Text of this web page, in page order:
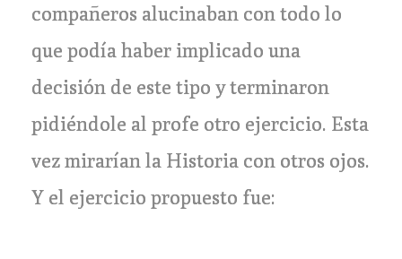
compañeros alucinaban con todo lo
que podía haber implicado una
decisión de este tipo y terminaron
pidiéndole al profe otro ejercicio. Esta
vez mirarían la Historia con otros ojos.
Y el ejercicio propuesto fue: